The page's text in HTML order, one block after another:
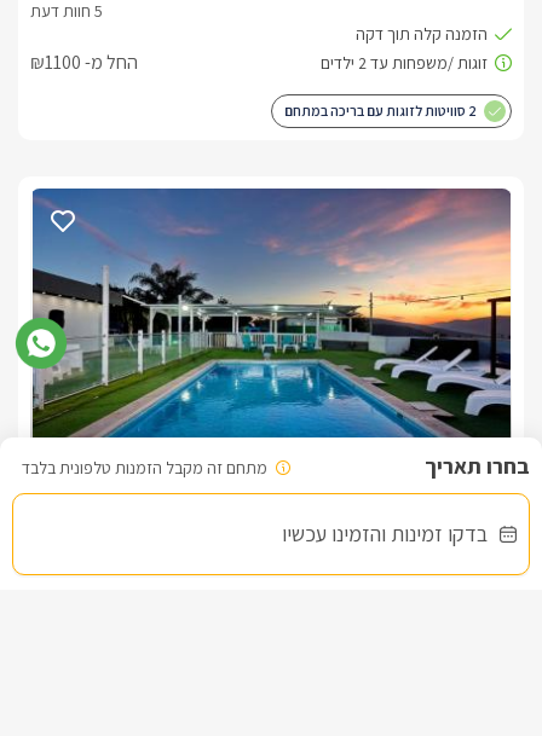
מתחם זה מקבל הזמנות טלפונית בלבד
בדקו זמינות והזמינו עכשיו
החל מ- ₪1100
2 סוויטות לזוגות עם בריכה במתחם
וילה ויז'ן
צימר בצפון, חזון